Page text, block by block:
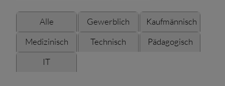
Alle Gewerblich
Kaufmännisch
Medizinisch
Technisch
Pädagogisch
IT